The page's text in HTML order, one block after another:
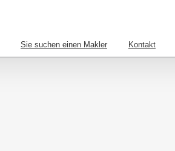
Sie suchen einen Makler Kontakt